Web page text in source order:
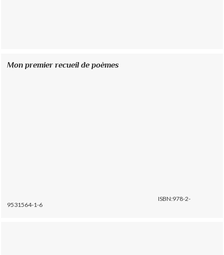
Mon premier recueil de poèmes
ISBN:978-2-
9531564-1-6